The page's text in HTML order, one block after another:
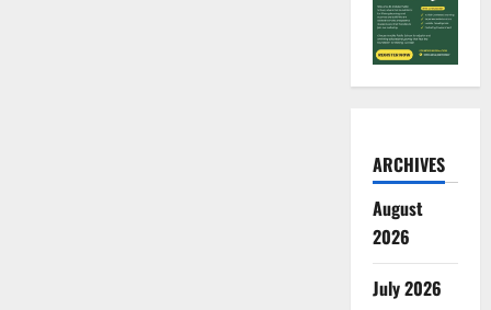
ARCHIVES
August
2026
July 2026